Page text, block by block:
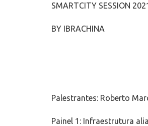
SMARTCITY SESSION
BY IBRACHINA
Palestrantes: Roberto
Painel 1: Infraestrutura